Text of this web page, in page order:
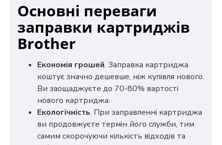
Основні переваги
заправки картриджів
Brother
Економія грошей. Заправка картриджа
коштує значно дешевше, ніж купівля нового.
Ви заощаджуєте до 70-80% вартості
нового картриджа.
Екологічність. При заправленні картриджа
ви продовжуєте термін його служби, тим
самим скорочуючи кількість відходів та